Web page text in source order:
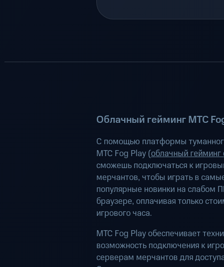
Облачный гейминг МТС
С помощью платформы
МТС Fog Play (облачный
сможешь подключаться к
мерчантов, чтобы играть в
популярные новинки на слабом
браузере, оплачивая только
игрового часа.
МТС Fog Play обеспечивает
возможность подключения к
серверам мерчантов для